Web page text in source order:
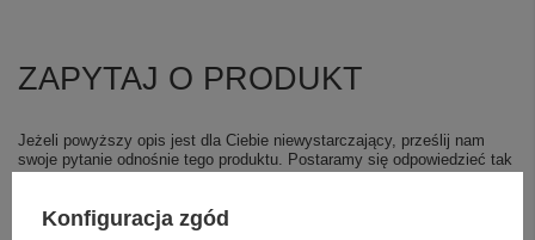
ZAPYTAJ O PRODUKT
Jeżeli powyższy opis jest dla Ciebie niewystarczający, prześlij nam
swoje pytanie odnośnie tego produktu. Postaramy się odpowiedzieć tak
szybko jak tylko będzie to możliwe.Dane są przetwarzane zgodnie z
Konfiguracja zgód